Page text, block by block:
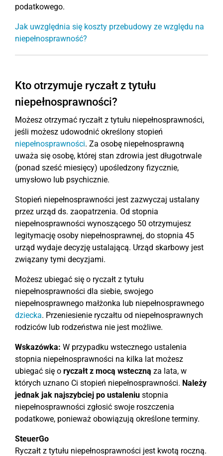
podatkowego.
Jak uwzględnia się koszty przebudowy ze względu na
niepełnosprawność?
Kto otrzymuje ryczałt z tytułu
niepełnosprawności?
Możesz otrzymać ryczałt z tytułu niepełnosprawności,
jeśli możesz udowodnić określony stopień
niepełnosprawności. Za osobę niepełnosprawną
uważa się osobę, której stan zdrowia jest długotrwale
(ponad sześć miesięcy) upośledzony fizycznie,
umysłowo lub psychicznie.
Stopień niepełnosprawności jest zazwyczaj ustalany
przez urząd ds. zaopatrzenia. Od stopnia
niepełnosprawności wynoszącego 50 otrzymujesz
legitymację osoby niepełnosprawnej, do stopnia 45
urząd wydaje decyzję ustalającą. Urząd skarbowy jest
związany tymi decyzjami.
Możesz ubiegać się o ryczałt z tytułu
niepełnosprawności dla siebie, swojego
niepełnosprawnego małżonka lub niepełnosprawnego
dziecka. Przeniesienie ryczałtu od niepełnosprawnych
rodziców lub rodzeństwa nie jest możliwe.
Wskazówka: W przypadku wstecznego ustalenia
stopnia niepełnosprawności na kilka lat możesz
ubiegać się o ryczałt z mocą wsteczną za lata, w
których uznano Ci stopień niepełnosprawności. Należy
jednak jak najszybciej po ustaleniu stopnia
niepełnosprawności zgłosić swoje roszczenia
podatkowe, ponieważ obowiązują określone terminy.
SteuerGo
Ryczałt z tytułu niepełnosprawności jest kwotą roczną.